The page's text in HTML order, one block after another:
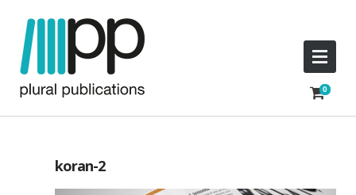
koran-2